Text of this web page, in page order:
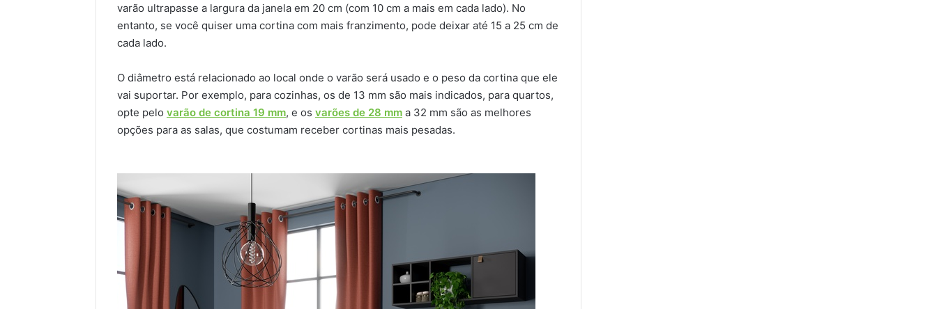
varão ultrapasse a largura da janela em 20 cm (com 10 cm a mais em cada lado). No
entanto, se você quiser uma cortina com mais franzimento, pode deixar até 15 a 25 cm de
cada lado.
O diâmetro está relacionado ao local onde o varão será usado e o peso da cortina que ele
vai suportar. Por exemplo, para cozinhas, os de 13 mm são mais indicados, para quartos,
opte pelo varão de cortina 19 mm, e os varões de 28 mm a 32 mm são as melhores
opções para as salas, que costumam receber cortinas mais pesadas.